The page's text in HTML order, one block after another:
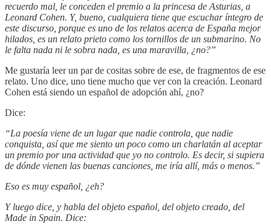
recuerdo mal, le conceden el premio a la princesa de Asturias, a
Leonard Cohen. Y, bueno, cualquiera tiene que escuchar íntegro de
este discurso, porque es uno de los relatos acerca de España mejor
hilados, es un relato prieto como los tornillos de un submarino. No
le falta nada ni le sobra nada, es una maravilla, ¿no?”
Me gustaría leer un par de cositas sobre de ese, de fragmentos de ese
relato. Uno dice, uno tiene mucho que ver con la creación. Leonard
Cohen está siendo un español de adopción ahí, ¿no?
Dice:
“La poesía viene de un lugar que nadie controla, que nadie
conquista, así que me siento un poco como un charlatán al aceptar
un premio por una actividad que yo no controlo. Es decir, si supiera
de dónde vienen las buenas canciones, me iría allí, más o menos.”
Eso es muy español, ¿eh?
Y luego dice, y habla del objeto español, del objeto creado, del
Made in Spain. Dice: